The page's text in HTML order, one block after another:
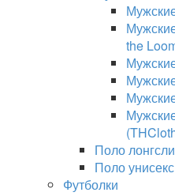
the
Поло
Поло унисекс
Футболки